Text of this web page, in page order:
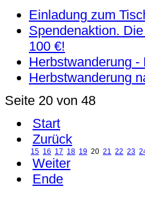
Einladung zum
Spendenaktion.
100 €!
Herbstwanderung -
Herbstwanderung
Seite 20 von 48
Start
Zurück
15 16 17 18 19 20 21 22 23
Weiter
Ende